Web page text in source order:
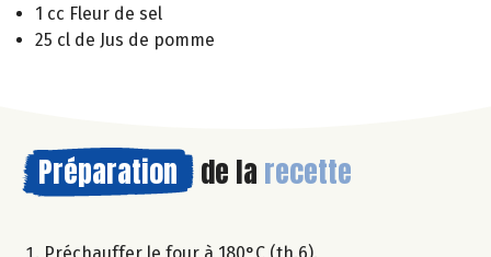
1 cc Fleur de sel
25 cl de Jus de pomme
Préparation de la recette
Préchauffer le four à 180°C (th.6).